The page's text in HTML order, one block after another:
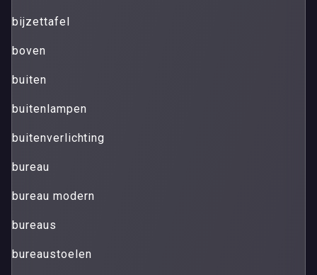
bijzettafel
boven
buiten
buitenlampen
buitenverlichting
bureau
bureau modern
bureaus
bureaustoelen